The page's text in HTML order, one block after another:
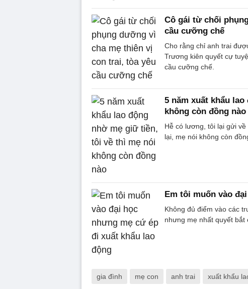
Cô gái từ chối
cầu cưỡng chế
Cho rằng chỉ anh trai
Trương kiên quyết cự
cầu cưỡng chế.
5 năm xuất khẩu
không còn đồng nào
Hễ có lương, tôi lại gửi
lại, mẹ nói không còn
Em tôi muốn vào
Không đủ điểm vào các
nhưng mẹ nhất quyết bắt
gia đình mẹ con anh trai xuất khẩu